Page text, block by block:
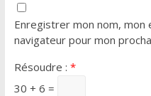
Enregistrer mon nom, mon
navigateur pour mon
Résoudre : *
30 + 6 =